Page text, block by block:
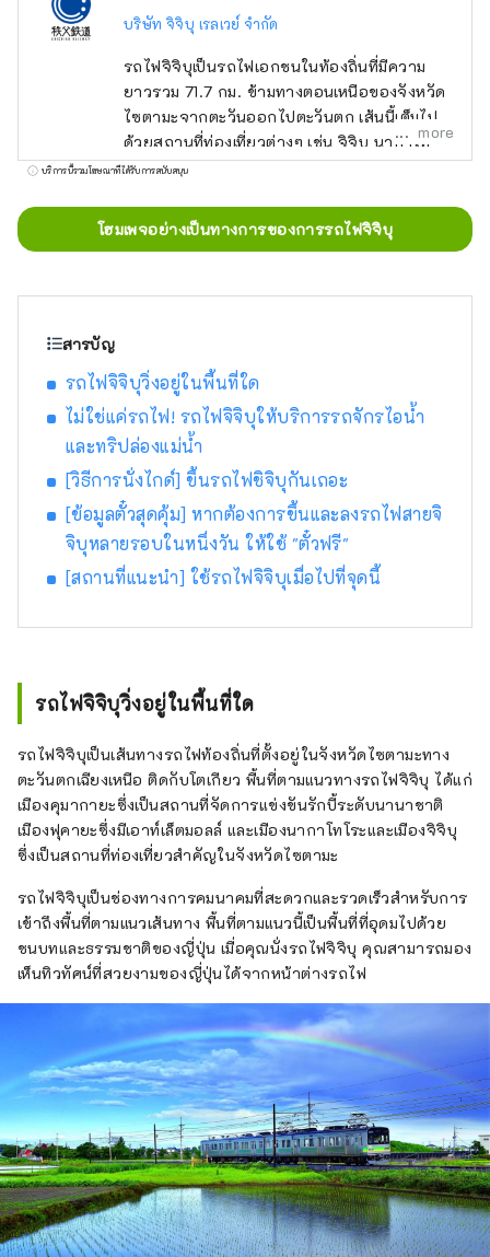
บริษัท จิจิบุ เรลเวย์ จำกัด
รถไฟจิจิบุเป็นรถไฟเอกชนในท้องถิ่นที่มีความ
ยาวรวม 71.7 กม. ข้ามทางตอนเหนือของจังหวัด
ไซตามะจากตะวันออกไปตะวันตก เส้นนี้เต็มไป
ด้วยสถานที่ท่องเที่ยวต่างๆ เช่น จิจิบุ นากาโท
โระ โยริอิ ฟุคายะ เกียวดะ และฮันยู ทำให้เป็น
ธรรมชาติได้ คุณสามารถเพลิดเพลินกับทิวทัศน์
ตามฤดูกาลของชนบทและหุบเขาริมแม่น้ำอา
เที่ยวต่างๆ ตลอดสาย รวมถึงรถจักรไอน้ำที่อยู่
more
บริการนี้รวมโฆษณาที่ได้รับการสนับสนุน
โฮมเพจอย่างเป็นทางการของการรถไฟจิจิบุ
สารบัญ
รถไฟจิจิบุวิ่งอยู่ในพื้นที่ใด
ไม่ใช่แค่รถไฟ! รถไฟจิจิบุให้บริการรถจักรไอน้ำ
และทริปล่องแม่น้ำ
[วิธีการนั่งไกด์] ขึ้นรถไฟชิจิบุกันเถอะ
[ข้อมูลตั๋วสุดคุ้ม] หากต้องการขึ้นและลงรถไฟสายจิ
จิบุหลายรอบในหนึ่งวัน ให้ใช้ "ตั๋วฟรี"
[สถานที่แนะนำ] ใช้รถไฟจิจิบุเมื่อไปที่จุดนี้
รถไฟจิจิบุวิ่งอยู่ในพื้นที่ใด
รถไฟจิจิบุเป็นเส้นทางรถไฟท้องถิ่นที่ตั้งอยู่ในจังหวัดไซตามะทาง
ตะวันตกเฉียงเหนือ ติดกับโตเกียว พื้นที่ตามแนวทางรถไฟจิจิบุ ได้แก่
เมืองคุมากายะซึ่งเป็นสถานที่จัดการแข่งขันรักบี้ระดับนานาชาติ
เมืองฟุคายะซึ่งมีเอาท์เล็ตมอลล์ และเมืองนากาโทโระและเมืองจิจิบุ
ซึ่งเป็นสถานที่ท่องเที่ยวสำคัญในจังหวัดไซตามะ
รถไฟจิจิบุเป็นช่องทางการคมนาคมที่สะดวกและรวดเร็วสำหรับการ
เข้าถึงพื้นที่ตามแนวเส้นทาง พื้นที่ตามแนวนี้เป็นพื้นที่ที่อุดมไปด้วย
ชนบทและธรรมชาติของญี่ปุ่น เมื่อคุณนั่งรถไฟจิจิบุ คุณสามารถมอง
เห็นทิวทัศน์ที่สวยงามของญี่ปุ่นได้จากหน้าต่างรถไฟ